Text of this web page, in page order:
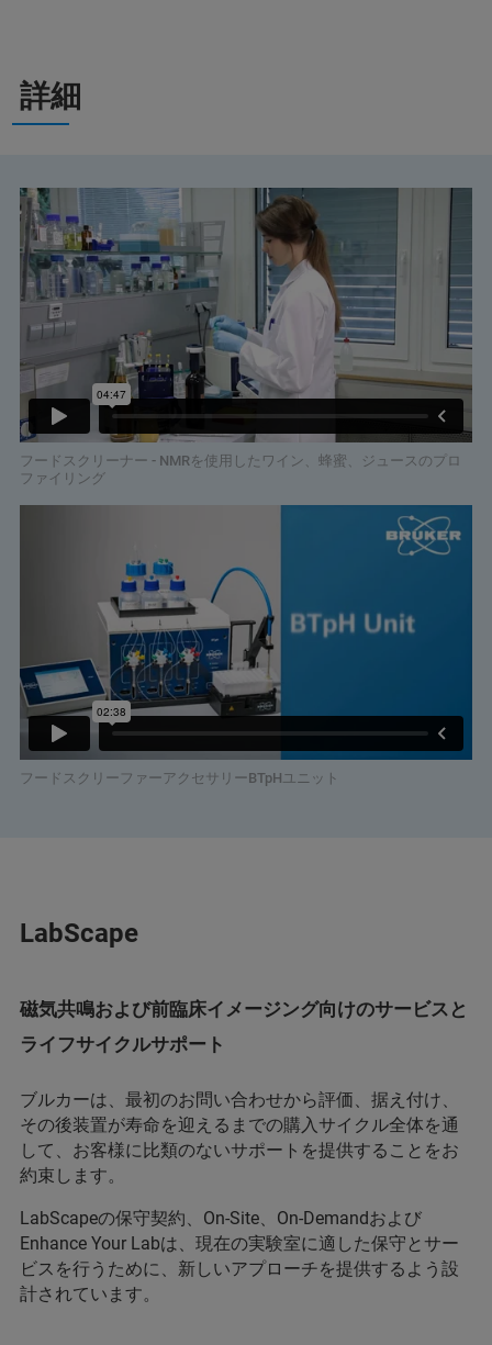
詳細
フードスクリーナー - NMRを使用したワイン、蜂蜜、ジュースのプロ
ファイリング
フードスクリーファーアクセサリーBTpHユニット
LabScape
磁気共鳴および前臨床イメージング向けのサービスと
ライフサイクルサポート
ブルカーは、最初のお問い合わせから評価、据え付け、
その後装置が寿命を迎えるまでの購入サイクル全体を通
して、お客様に比類のないサポートを提供することをお
約束します。
LabScapeの保守契約、On-Site、On-Demandおよび
Enhance Your Labは、現在の実験室に適した保守とサー
ビスを行うために、新しいアプローチを提供するよう設
計されています。